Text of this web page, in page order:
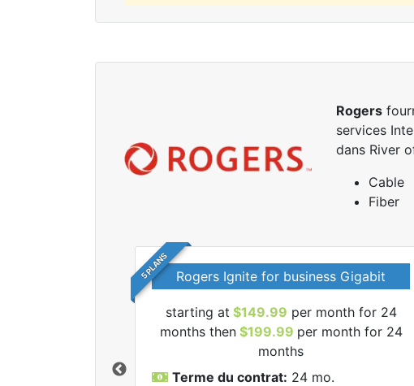
Rogers
services
dans River
Cable
Fiber
5 PLANS Rogers Ignite for business Gigabit
starting at $149.99 per month for 24
months then$199.99 per month for 24
months
Terme du contrat: 24 mo.